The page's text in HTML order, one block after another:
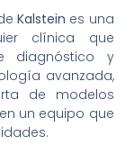
Kalstein es una
clínica que
diagnóstico y
avanzada,
de modelos
un equipo que